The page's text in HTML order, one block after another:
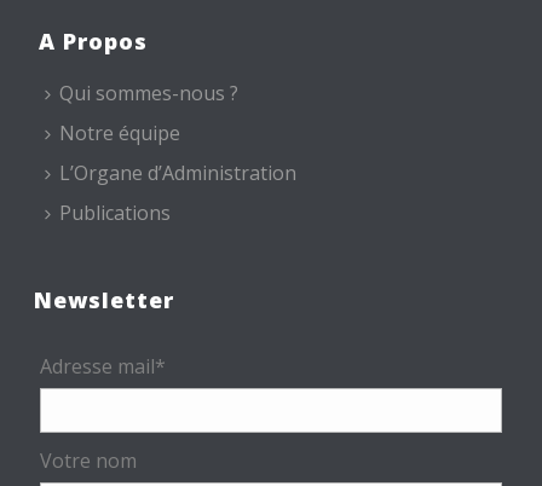
A Propos
Qui sommes-nous ?
Notre équipe
L’Organe d’Administration
Publications
Newsletter
Adresse mail*
Votre nom